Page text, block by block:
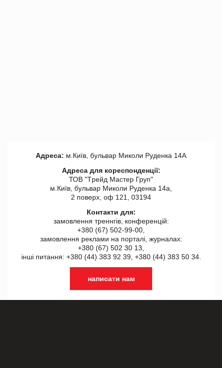
Адреса: м.Київ, бульвар Миколи Руденка 14А
Адреса для кореспонденції:
ТОВ "Tрейд Мастер Груп"
м.Київ, бульвар Миколи Руденка 14а,
2 поверх, оф 121, 03194
Контакти для:
замовлення треннгів, конференцій:
+380 (67) 502-99-00,
замовлення реклами на порталі, журналах:
+380 (67) 502 30 13,
інші питання: +380 (44) 383 92 39, +380 (44) 383 50 34.
написати нам